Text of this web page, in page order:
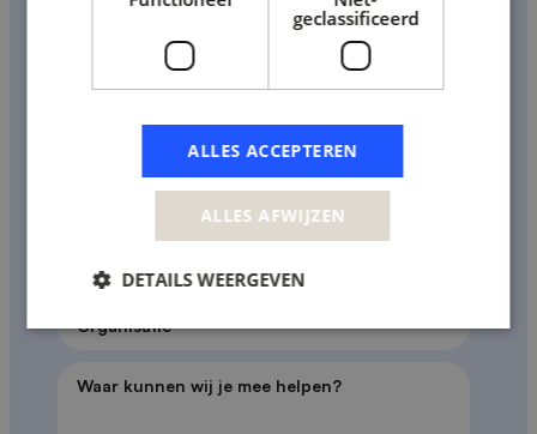
Plan een vrijblijvend adviesgesprek met een
van onze klant adviseurs.
Organisatie*
Waar kunnen wij je mee helpen?
geclassificeerd
ALLES ACCEPTEREN
ALLES AFWIJZEN
DETAILS WEERGEVEN